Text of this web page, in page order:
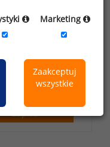
na podany
oraz
informacji na
Zapisz
Marketing
Zaakceptuj
wszystkie